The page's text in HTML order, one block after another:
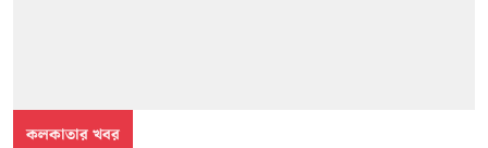
কলকাতার খবর